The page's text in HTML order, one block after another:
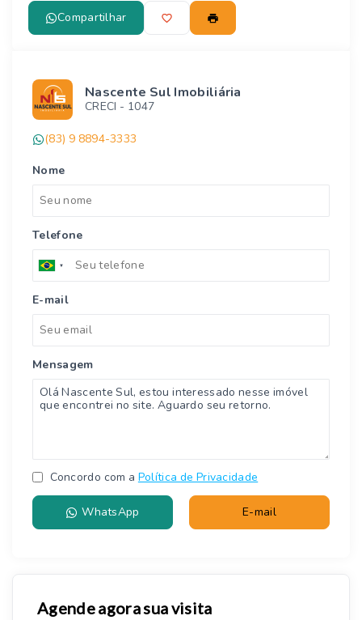
Compartilhar
Nascente Sul Imobiliária
CRECI - 1047
(83) 9 8894-3333
Nome
Telefone
E-mail
Mensagem
Concordo com a Política de Privacidade
WhatsApp E-mail
Agende agora sua visita